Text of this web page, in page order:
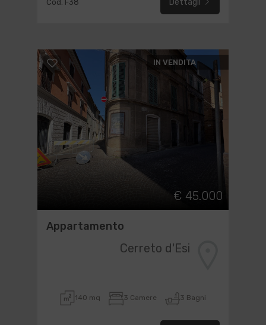
Cod. F38 Dettagli
IN VENDITA
€ 45.000
Appartamento
Cerreto d'Esi
140 mq 3 Camere 3 Bagni